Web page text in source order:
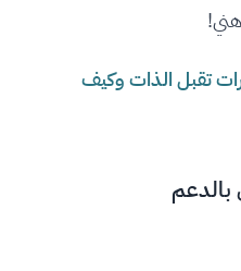
تقبل الذات وكيف
بالدعم